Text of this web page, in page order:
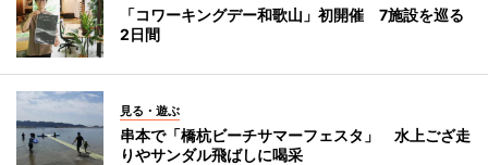
「コワーキングデー和歌山」初開催 7施設を巡る
2日間
見る・遊ぶ
串本で「橋杭ビーチサマーフェスタ」 水上ござ走
りやサンダル飛ばしに喝采